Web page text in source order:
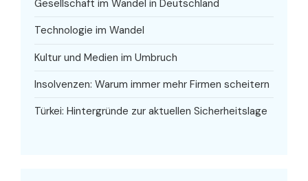
Gesellschaft im Wandel in Deutschland
Technologie im Wandel
Kultur und Medien im Umbruch
Insolvenzen: Warum immer mehr Firmen scheitern
Türkei: Hintergründe zur aktuellen Sicherheitslage